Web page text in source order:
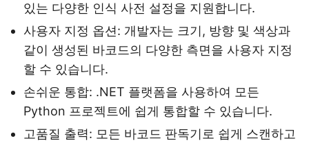
있는 다양한 인식 사전 설정을 지원합니다.
사용자 지정 옵션: 개발자는 크기, 방향 및 색상과
같이 생성된 바코드의 다양한 측면을 사용자 지정
할 수 있습니다.
손쉬운 통합: .NET 플랫폼을 사용하여 모든
Python 프로젝트에 쉽게 통합할 수 있습니다.
고품질 출력: 모든 바코드 판독기로 쉽게 스캔하고